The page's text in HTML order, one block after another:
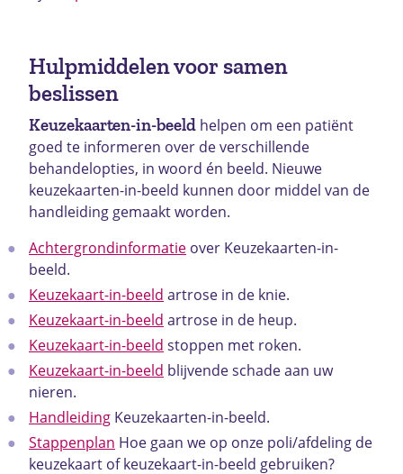
Hulpmiddelen voor samen
beslissen
Keuzekaarten-in-beeldhelpen om een patiënt
goed te informeren over de verschillende
behandelopties, in woord én beeld. Nieuwe
keuzekaarten-in-beeld kunnen door middel van de
handleiding gemaakt worden.
Achtergrondinformatie over Keuzekaarten-in-
beeld.
Keuzekaart-in-beeld artrose in de knie.
Keuzekaart-in-beeld artrose in de heup.
Keuzekaart-in-beeld stoppen met roken.
Keuzekaart-in-beeld blijvende schade aan uw
nieren.
Handleiding Keuzekaarten-in-beeld.
Stappenplan Hoe gaan we op onze poli/afdeling de
keuzekaart of keuzekaart-in-beeld gebruiken?